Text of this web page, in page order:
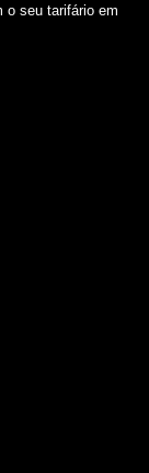
o seu tarifário em